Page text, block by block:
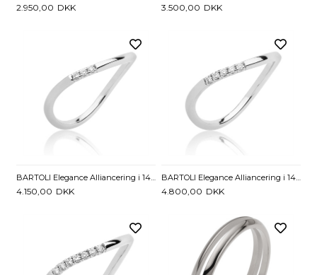
2.950,00 DKK 3.500,00 DKK
BARTOLI Elegance Alliancering i 14 kt. Hvidguld med Diamanter - 0,03 ct.
4.150,00 DKK
BARTOLI Elegance Alliancering i 14 kt. Hvidguld med Diamanter - 0,05 ct.
4.800,00 DKK